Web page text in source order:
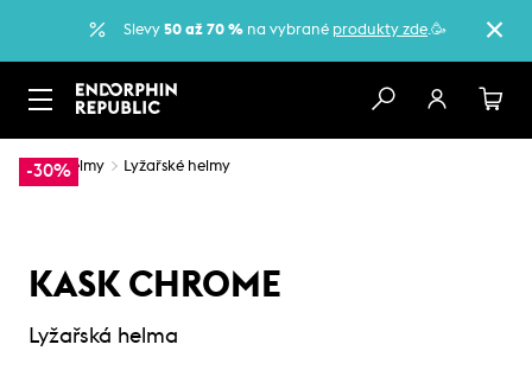
Slevy 50 až 70 % na vybrané produkty zde.🥳
-30%
… Helmy Lyžařské helmy
KASK CHROME
Lyžařská helma